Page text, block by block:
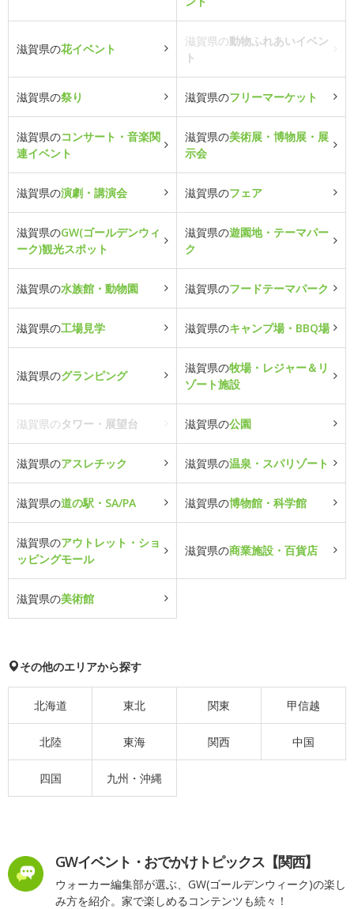
滋賀県の花イベント
滋賀県の動物ふれあいイベン
ト
滋賀県の祭り 滋賀県のフリーマーケット
滋賀県のコンサート・音楽関
連イベント
滋賀県の美術展・博物展・展
示会
滋賀県の演劇・講演会 滋賀県のフェア
滋賀県のGW(ゴールデンウィ
ーク)観光スポット
滋賀県の遊園地・テーマパー
ク
滋賀県の水族館・動物園 滋賀県のフードテーマパーク
滋賀県の工場見学 滋賀県のキャンプ場・BBQ場
滋賀県のグランピング
滋賀県の牧場・レジャー＆リ
ゾート施設
滋賀県のタワー・展望台 滋賀県の公園
滋賀県のアスレチック 滋賀県の温泉・スパリゾート
滋賀県の道の駅・SA/PA 滋賀県の博物館・科学館
滋賀県のアウトレット・ショ
ッピングモール
滋賀県の商業施設・百貨店
滋賀県の美術館
その他のエリアから探す
北海道 東北 関東 甲信越
北陸 東海 関西 中国
四国 九州・沖縄
GWイベント・おでかけトピックス【関西】
ウォーカー編集部が選ぶ、GW(ゴールデンウィーク)の楽し
み方を紹介。家で楽しめるコンテンツも続々！